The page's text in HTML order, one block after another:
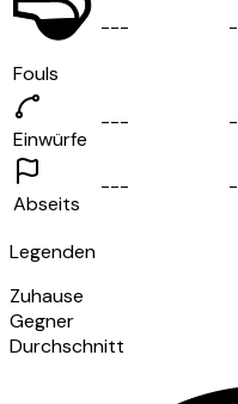
Fouls
--- -
Einwürfe
--- -
Abseits
--- -
Legenden
Zuhause
Gegner
Durchschnitt